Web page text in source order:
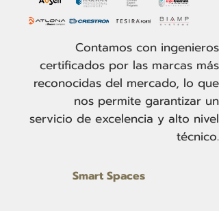
Contamos con ingenieros
certificados por las marcas más
reconocidas del mercado, lo que
nos permite garantizar un
servicio de excelencia y alto nivel
técnico.
Smart Spaces